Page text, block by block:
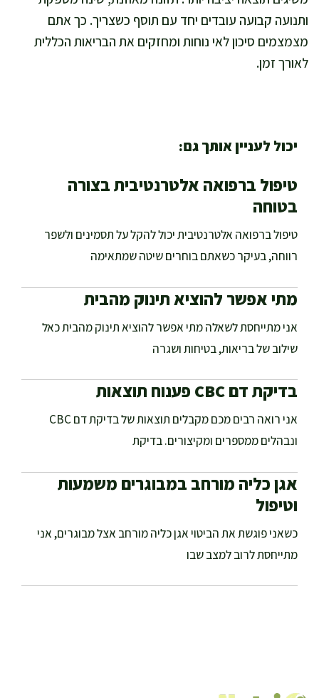
ותנועה קבועה עובדים יחד עם תוסף כשצריך. כך אתם
מצמצמים סיכון לאי נוחות ומחזקים את הבריאות הכללית
לאורך זמן.
יכול לעניין אותך גם:
טיפול ברפואה אלטרנטיבית בצורה
בטוחה
טיפול ברפואה אלטרנטיבית יכול להקל על תסמינים ולשפר
רווחה, בעיקר כשאתם בוחרים שיטה שמתאימה
מתי אפשר להוציא תינוק מהבית
אני מתייחסת לשאלה מתי אפשר להוציא תינוק מהבית כאל
שילוב של בריאות, בטיחות ושגרה
בדיקת דם CBC פענוח תוצאות
אני רואה רבים מכם מקבלים תוצאות של בדיקת דם CBC
ונבהלים ממספרים ומקיצורים. בדיקת
אגן כליה מורחב במבוגרים משמעות
וטיפול
כשאני פוגשת את הביטוי אגן כליה מורחב אצל מבוגרים, אני
מתייחסת לרוב למצב שבו